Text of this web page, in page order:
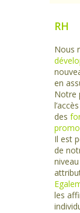
RH
Nous
en
Notre
des
Il est
de
les